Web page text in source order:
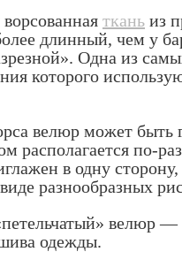
ткань из
длинный, чем у
Одна из
которого
велюр может
располагается по-
в одну
разнообразных
велюр
одежды.